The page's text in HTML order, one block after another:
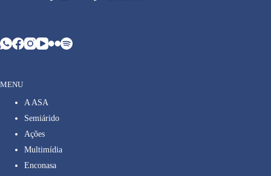
MENU
A ASA
Semiárido
Ações
Multimídia
Enconasa